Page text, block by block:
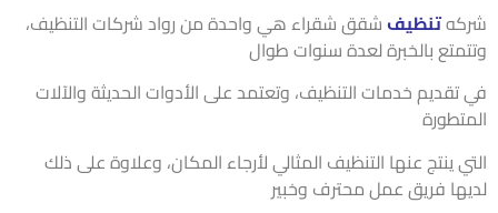
تنظيفشقق شقراء هي واحدة من رواد شركات التنظيف،
بالخبرة لعدة سنوات طوال
خدمات التنظيف، وتعتمد على الأدوات الحديثة والآلات
ينتج عنها التنظيف المثالي لأرجاء المكان، وعلاوة على ذلك
فريق عمل محترف وخبير